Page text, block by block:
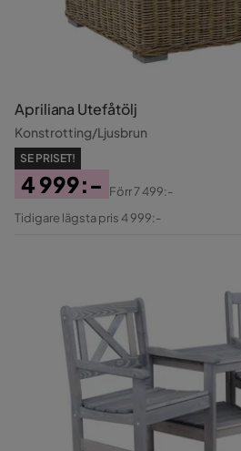
Apriliana Utefåtölj
Konstrotting/Ljusbrun
SE PRISET!
Pris
4 999:-
Original
Förr7 499:-
Tidigare lägsta pris 4 999:-